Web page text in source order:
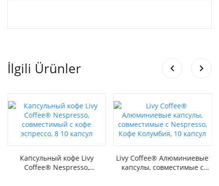
İlgili Ürünler
Капсульный кофе Livy
Coffee® Nespresso,
Livy Coffee® Алюминиевые
капсулы, совместимые с